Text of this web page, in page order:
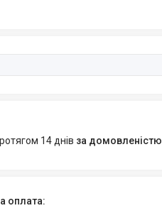
14 днів за домовленістю